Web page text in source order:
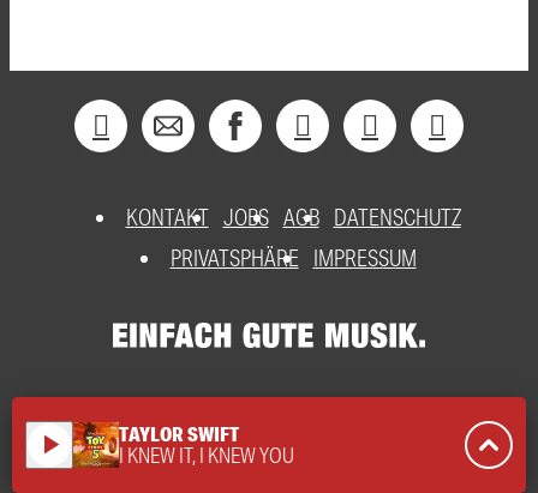
KONTAKT JOBS AGB DATENSCHUTZ
PRIVATSPHÄRE
IMPRESSUM
play_arrow TAYLOR SWIFT
I KNEW IT, I KNEW YOU